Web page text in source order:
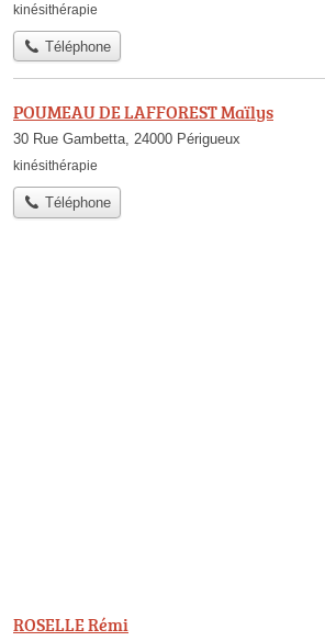
kinésithérapie
Téléphone
POUMEAU DE LAFFOREST Maïlys
30 Rue Gambetta, 24000 Périgueux
kinésithérapie
Téléphone
ROSELLE Rémi